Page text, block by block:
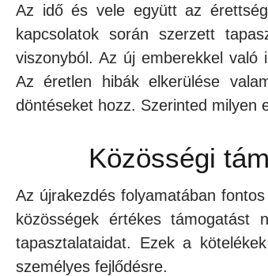
Az idő és vele együtt az
kapcsolatok során szerzett
viszonyból. Az új emberekkel való
Az éretlen hibák elkerülése
döntéseket hozz. Szerinted milyen
Közösségi
Az újrakezdés folyamatában
közösségek értékes támogatást
tapasztalataidat. Ezek a
személyes fejlődésre.